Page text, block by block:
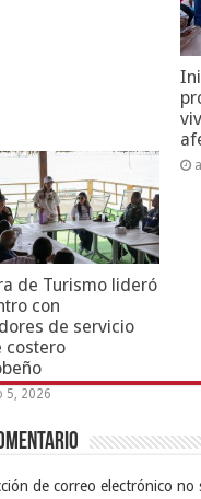
de Turismo lideró
con
de servicio
costero
5, 2026
de correo electrónico no